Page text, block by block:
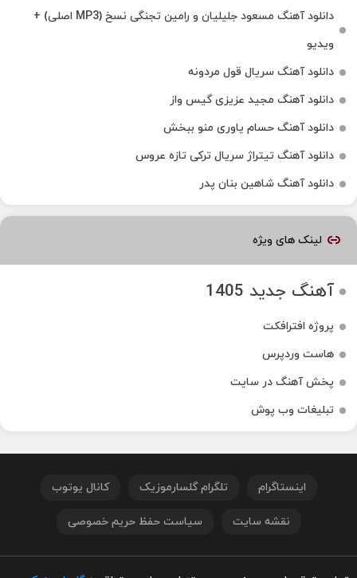
دانلود آهنگ مسعود جلیلیان و رامین تجنگی نسخ (MP3 اصلی) +
ویدیو
دانلود آهنگ سریال قول مردونه
دانلود آهنگ مجید عزیزی گیس واز
دانلود آهنگ حسام یاوری منو ببخش
دانلود آهنگ تیتراژ سریال ترکی تازه عروس
دانلود آهنگ شاهین بنان پدر
لینک های ویژه
آهنگ جدید 1405
پروژه افترافکت
هاست وردپرس
پخش آهنگ در سایت
تبلیغات وب پوش
اینستاگرام تلگرام گلسارموزیک کانال یوتوب
نقشه سایت سیاست حفظ حریم خصوصی